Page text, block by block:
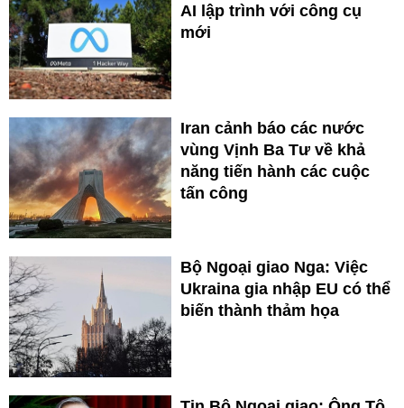
AI lập trình với công cụ
mới
Iran cảnh báo các nước
vùng Vịnh Ba Tư về khả
năng tiến hành các cuộc
tấn công
Bộ Ngoại giao Nga: Việc
Ukraina gia nhập EU có thể
biến thành thảm họa